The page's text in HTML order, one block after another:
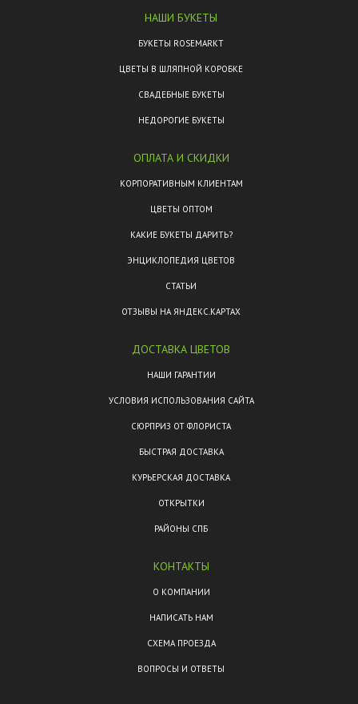
НАШИ БУКЕТЫ
БУКЕТЫ ROSEMARKT
ЦВЕТЫ В ШЛЯПНОЙ КОРОБКЕ
СВАДЕБНЫЕ БУКЕТЫ
НЕДОРОГИЕ БУКЕТЫ
ОПЛАТА И СКИДКИ
КОРПОРАТИВНЫМ КЛИЕНТАМ
ЦВЕТЫ ОПТОМ
КАКИЕ БУКЕТЫ ДАРИТЬ?
ЭНЦИКЛОПЕДИЯ ЦВЕТОВ
СТАТЬИ
ОТЗЫВЫ НА ЯНДЕКС.КАРТАХ
ДОСТАВКА ЦВЕТОВ
НАШИ ГАРАНТИИ
УСЛОВИЯ ИСПОЛЬЗОВАНИЯ САЙТА
СЮРПРИЗ ОТ ФЛОРИСТА
БЫСТРАЯ ДОСТАВКА
КУРЬЕРСКАЯ ДОСТАВКА
ОТКРЫТКИ
РАЙОНЫ СПБ
КОНТАКТЫ
О КОМПАНИИ
НАПИСАТЬ НАМ
СХЕМА ПРОЕЗДА
ВОПРОСЫ И ОТВЕТЫ